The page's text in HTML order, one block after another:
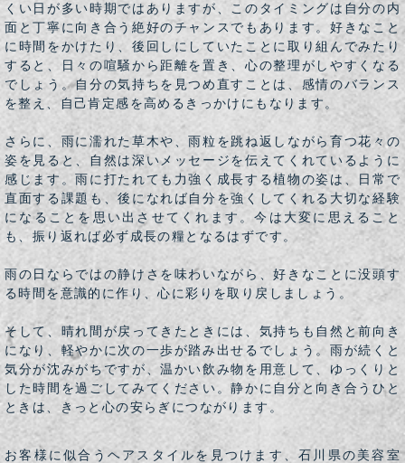
くい日が多い時期ではありますが、このタイミングは自分の内
面と丁寧に向き合う絶好のチャンスでもあります。好きなこと
に時間をかけたり、後回しにしていたことに取り組んでみたり
すると、日々の喧騒から距離を置き、心の整理がしやすくなる
でしょう。自分の気持ちを見つめ直すことは、感情のバランス
を整え、自己肯定感を高めるきっかけにもなります。
さらに、雨に濡れた草木や、雨粒を跳ね返しながら育つ花々の
姿を見ると、自然は深いメッセージを伝えてくれているように
感じます。雨に打たれても力強く成長する植物の姿は、日常で
直面する課題も、後になれば自分を強くしてくれる大切な経験
になることを思い出させてくれます。今は大変に思えること
も、振り返れば必ず成長の糧となるはずです。
雨の日ならではの静けさを味わいながら、好きなことに没頭す
る時間を意識的に作り、心に彩りを取り戻しましょう。
そして、晴れ間が戻ってきたときには、気持ちも自然と前向き
になり、軽やかに次の一歩が踏み出せるでしょう。雨が続くと
気分が沈みがちですが、温かい飲み物を用意して、ゆっくりと
した時間を過ごしてみてください。静かに自分と向き合うひと
ときは、きっと心の安らぎにつながります。
お客様に似合うヘアスタイルを見つけます、石川県の美容室